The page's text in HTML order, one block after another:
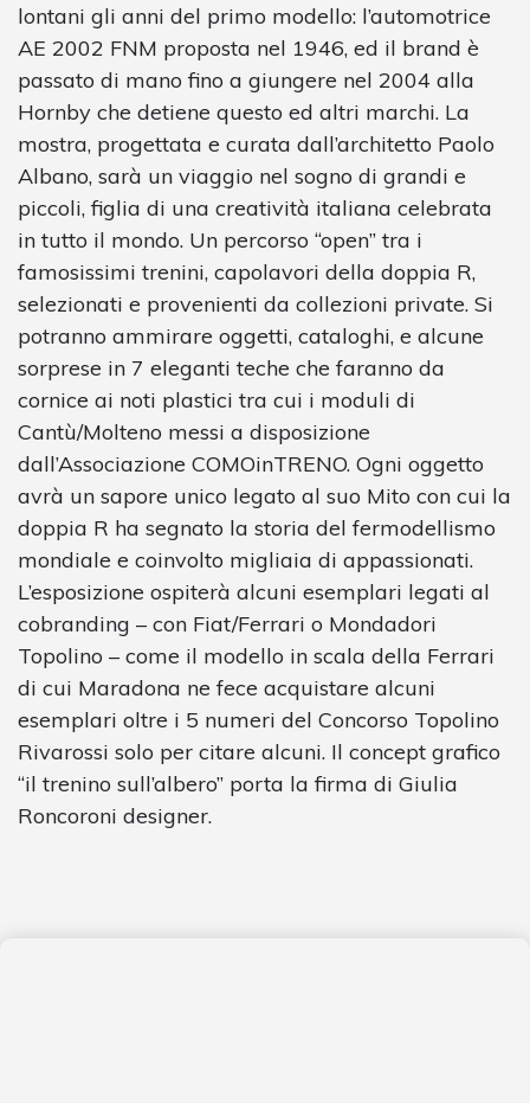
lontani gli anni del primo modello: l’automotrice
AE 2002 FNM proposta nel 1946, ed il brand è
passato di mano fino a giungere nel 2004 alla
Hornby che detiene questo ed altri marchi. La
mostra, progettata e curata dall’architetto Paolo
Albano, sarà un viaggio nel sogno di grandi e
piccoli, figlia di una creatività italiana celebrata
in tutto il mondo. Un percorso “open” tra i
famosissimi trenini, capolavori della doppia R,
selezionati e provenienti da collezioni private. Si
potranno ammirare oggetti, cataloghi, e alcune
sorprese in 7 eleganti teche che faranno da
cornice ai noti plastici tra cui i moduli di
Cantù/Molteno messi a disposizione
dall’Associazione COMOinTRENO. Ogni oggetto
avrà un sapore unico legato al suo Mito con cui la
doppia R ha segnato la storia del fermodellismo
mondiale e coinvolto migliaia di appassionati.
L’esposizione ospiterà alcuni esemplari legati al
cobranding – con Fiat/Ferrari o Mondadori
Topolino – come il modello in scala della Ferrari
di cui Maradona ne fece acquistare alcuni
esemplari oltre i 5 numeri del Concorso Topolino
Rivarossi solo per citare alcuni. Il concept grafico
“il trenino sull’albero” porta la firma di Giulia
Roncoroni designer.